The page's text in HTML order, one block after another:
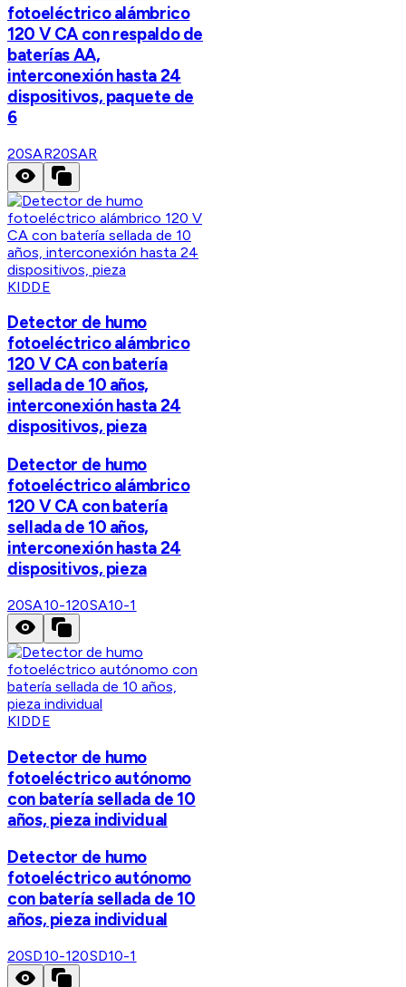
fotoeléctrico alámbrico
120 V CA con respaldo de
baterías AA,
interconexión hasta 24
dispositivos, paquete de
6
20SAR20SAR
KIDDE
Detector de humo
fotoeléctrico alámbrico
120 V CA con batería
sellada de 10 años,
interconexión hasta 24
dispositivos, pieza
Detector de humo
fotoeléctrico alámbrico
120 V CA con batería
sellada de 10 años,
interconexión hasta 24
dispositivos, pieza
20SA10-120SA10-1
KIDDE
Detector de humo
fotoeléctrico autónomo
con batería sellada de 10
años, pieza individual
Detector de humo
fotoeléctrico autónomo
con batería sellada de 10
años, pieza individual
20SD10-120SD10-1